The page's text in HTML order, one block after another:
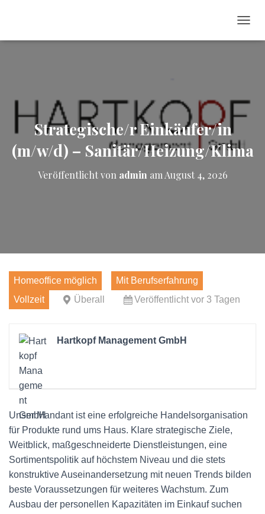
Strategische/r Einkäufer/in
(m/w/d) – Sanitär/Heizung/Klima
Veröffentlicht von admin am August 4, 2026
Homeoffice möglich
Mit Berufserfahrung
Vollzeit
Überall Veröffentlicht vor 3 Tagen
Hartkopf Management GmbH
Unser Mandant ist eine erfolgreiche Handelsorganisation
für Produkte rund ums Haus. Klare strategische Ziele,
Weitblick, maßgeschneiderte Dienstleistungen, eine
Sortimentspolitik auf höchstem Niveau und die stets
konstruktive Auseinandersetzung mit neuen Trends bilden
beste Voraussetzungen für weiteres Wachstum. Zum
Ausbau der personellen Kapazitäten im Einkauf suchen